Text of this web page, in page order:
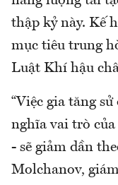
thập kỷ này. Kế
mục tiêu trung
Luật Khí hậu
“Việc gia tăng
nghĩa vai trò
- sẽ giảm dần
Molchanov,